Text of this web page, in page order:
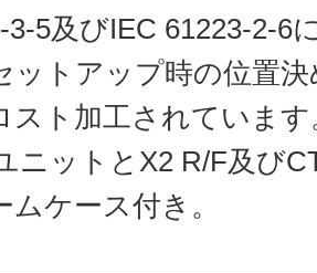
3-5及びIEC 61223-2-6
ットアップ時の位置
スト加工されています
ニットとX2 R/F及び
ケース付き。